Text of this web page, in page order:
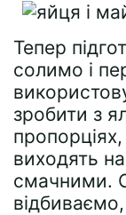
Тепер
солимо і
зробити з
виходять
смачними.